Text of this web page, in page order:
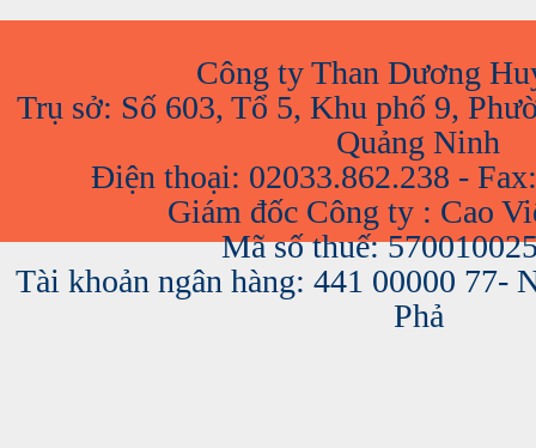
Công ty Than Dương
Trụ sở: Số 603, Tổ 5, Khu phố 9,
Quảng Ninh
Điện thoại: 02033.862.238 -
Giám đốc Công ty : Cao
Mã số thuế:
Tài khoản ngân hàng: 441 00000 77-
Phả